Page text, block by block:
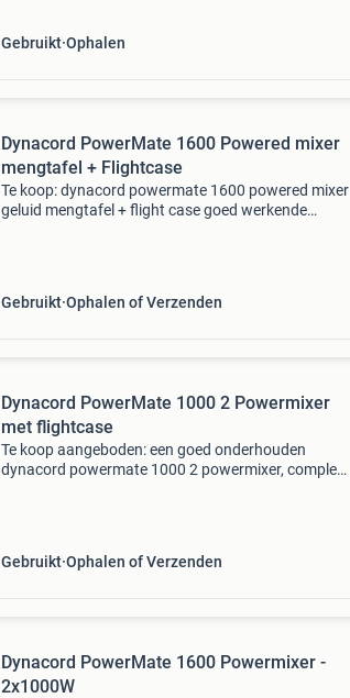
Gebruikt Ophalen
Dynacord PowerMate 1600 Powered mixer
mengtafel + Flightcase
Te koop: dynacord powermate 1600 powered mixer
geluid mengtafel + flight case goed werkende
Gebruikt Ophalen of Verzenden
Dynacord PowerMate 1000 2 Powermixer
met flightcase
Te koop aangeboden: een goed onderhouden
dynacord powermate 1000 2 powermixer, compleet
Gebruikt Ophalen of Verzenden
Dynacord PowerMate 1600 Powermixer -
2x1000W